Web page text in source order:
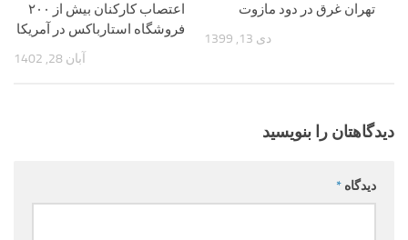
اعتصاب کارکنان بیش از ۲۰۰
فروشگاه استارباکس در آمریکا
آبان 28, 1402
تهران غرق در‌ دود مازوت
دی 13, 1399
دیدگاهتان را بنویسید
دیدگاه *